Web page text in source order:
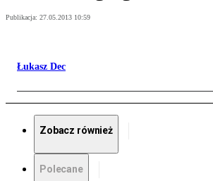
Publikacja: 27.05.2013 10:59
Łukasz Dec
Zobacz również
Polecane